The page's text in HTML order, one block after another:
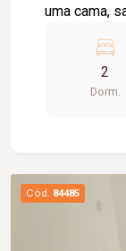
uma cama,
fogão
armário,
ambos com
2
Dorm.
Cód. 84485